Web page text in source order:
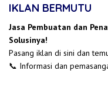
IKLAN BERMUTU
Jasa Pembuatan dan
Solusinya!
Pasang iklan di sini dan
📞 Informasi dan